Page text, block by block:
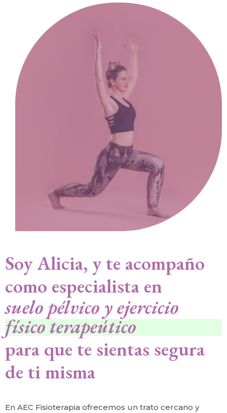
Soy Alicia, y te acompaño
como especialista en
suelo pélvico y ejercicio
físico terapeútico
para que te sientas segura
de ti misma
En AEC Fisioterapia ofrecemos un trato cercano y